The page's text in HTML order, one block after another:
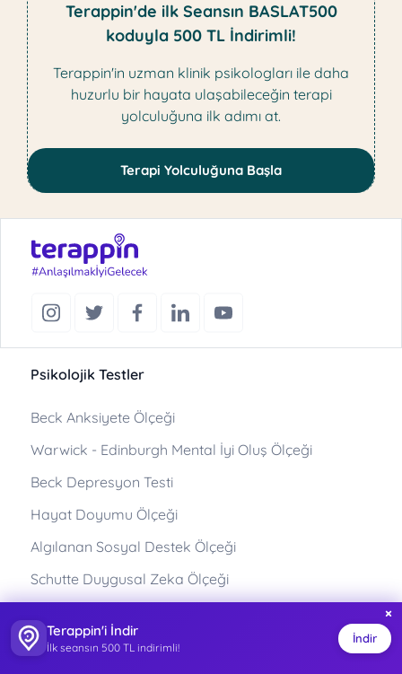
Terappin'de ilk Seansın BASLAT500
koduyla 500 TL İndirimli!
Terappin'in uzman klinik psikologları ile daha
huzurlu bir hayata ulaşabileceğin terapi
yolculuğuna ilk adımı at.
Terapi Yolculuğuna Başla
Psikolojik Testler
Beck Anksiyete Ölçeği
Warwick - Edinburgh Mental İyi Oluş Ölçeği
Beck Depresyon Testi
Hayat Doyumu Ölçeği
Algılanan Sosyal Destek Ölçeği
Schutte Duygusal Zeka Ölçeği
Beyaz Ayı Supresyon Envanteri
×
Terappin'i İndir
İlk seansın 500 TL indirimli!
İndir